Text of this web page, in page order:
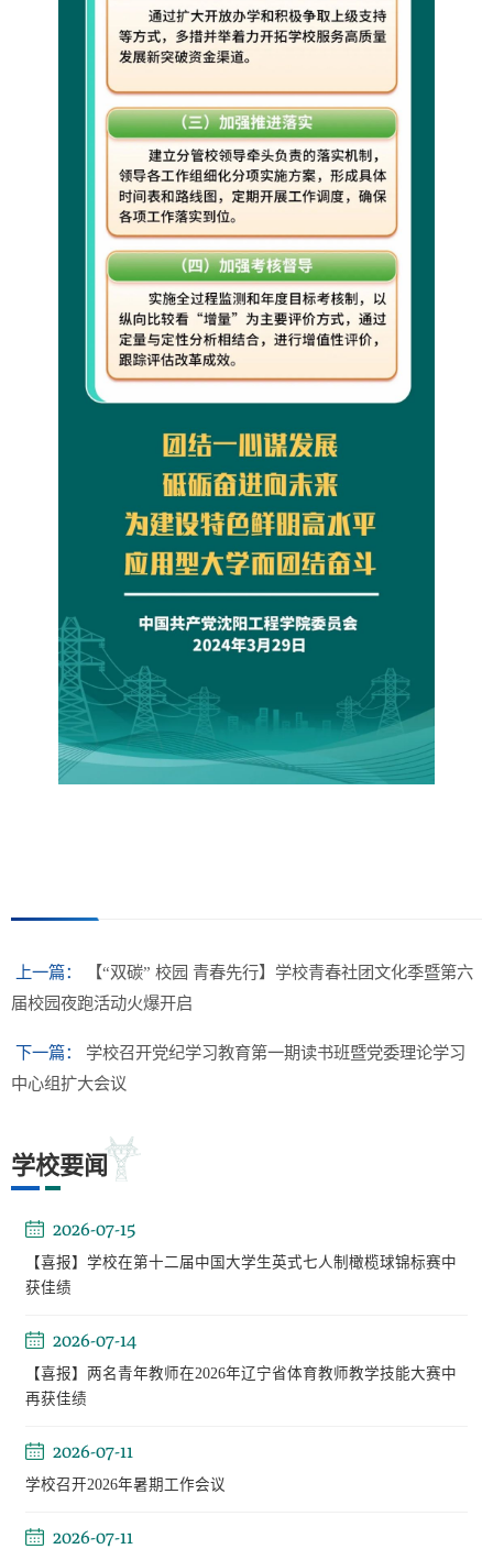
上一篇：
【“双碳” 校园 青春先行】学校青春社团文化季暨第六
届校园夜跑活动火爆开启
下一篇：
学校召开党纪学习教育第一期读书班暨党委理论学习
中心组扩大会议
学校要闻
2026-07-15
【喜报】学校在第十二届中国大学生英式七人制橄榄球锦标赛中
获佳绩
2026-07-14
【喜报】两名青年教师在2026年辽宁省体育教师教学技能大赛中
再获佳绩
2026-07-11
学校召开2026年暑期工作会议
2026-07-11